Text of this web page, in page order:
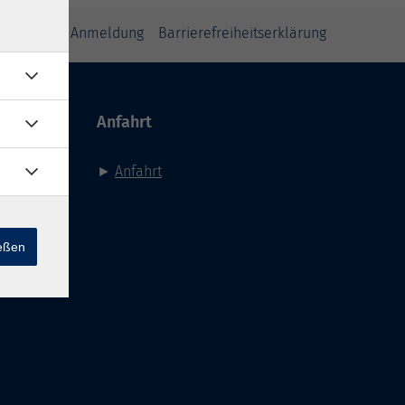
zur Anmeldung Barrierefreiheitserklärung
Anfahrt
► Anfahrt